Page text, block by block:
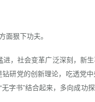
狠下功夫。
社会变革广泛深刻，新生
研党的创新理论，吃透党
字书”结合起来，多向成功